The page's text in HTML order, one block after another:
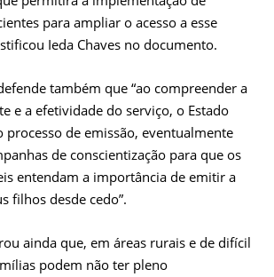
para ampliar o acesso a esse
Ieda Chaves no documento.
também que “ao compreender a
e a efetividade do serviço, o Estado
processo de emissão, eventualmente
de conscientização para que os
entendam a importância de emitir a
filhos desde cedo”.
ainda que, em áreas rurais e de difícil
podem não ter pleno